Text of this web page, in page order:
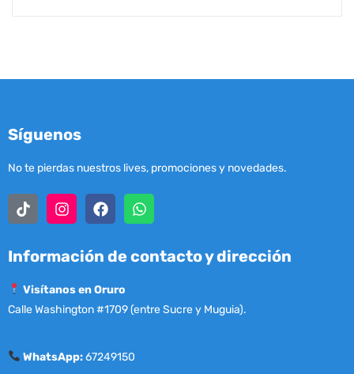
Síguenos
No te pierdas nuestros lives, promociones y novedades.
Información de contacto y dirección
Visítanos en Oruro
Calle Washington #1709 (entre Sucre y Muguia).
WhatsApp:67249150